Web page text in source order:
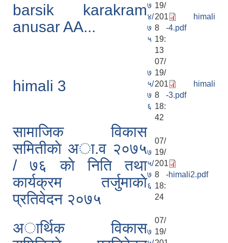
barsik karakram
anusar AA...
७
४/
७
५
19/
201
8 -
19:
13
himali
4.pdf
himali 3
७
५/
७
६
07/
19/
201
8 -
18:
42
himali
3.pdf
सामाजिक विकास
समितीकाे अा.व २०७५
/ ७६ काे निति तथा
कार्यक्रम तर्जुमाकाे
प्रतिवेदन २०७५
७
५/
७
६
07/
19/
201
8 -
18:
24
himali2.pdf
अार्थिक विकास७
07/
19/